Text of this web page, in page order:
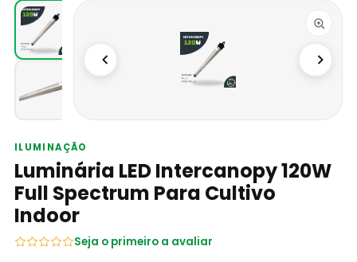
ILUMINAÇÃO
Luminária LED Intercanopy 120W
Full Spectrum Para Cultivo
Indoor
Seja o primeiro a avaliar